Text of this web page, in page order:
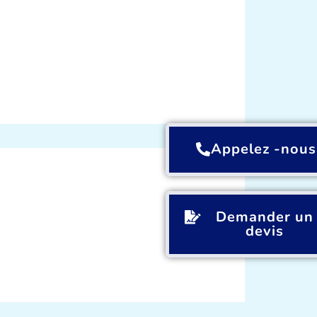
Appelez -nous
Demander un
devis